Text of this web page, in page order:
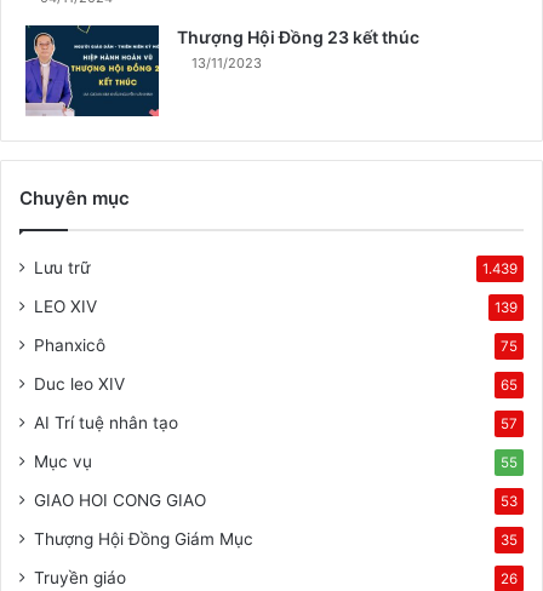
Thượng Hội Đồng 23 kết thúc
13/11/2023
Chuyên mục
Lưu trữ 1.439
LEO XIV 139
Phanxicô 75
Duc leo XIV 65
AI Trí tuệ nhân tạo 57
Mục vụ 55
GIAO HOI CONG GIAO 53
Thượng Hội Đồng Giám Mục 35
Truyền giáo 26